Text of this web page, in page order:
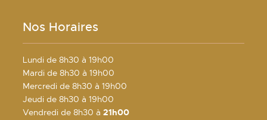
Nos Horaires
Lundi de 8h30 à 19h00
Mardi de 8h30 à 19h00
Mercredi de 8h30 à 19h00
Jeudi de 8h30 à 19h00
Vendredi de 8h30 à 21h00